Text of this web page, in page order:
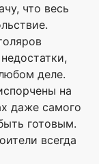
что весь
деле.
на
даже самого
готовым.
всегда